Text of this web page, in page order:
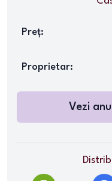
Preț:
Proprietar:
Vezi